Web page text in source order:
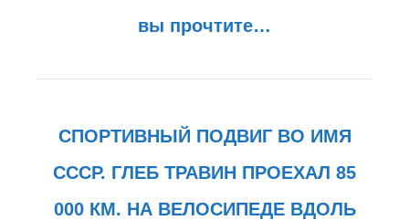
вы прочтите…
СПОРТИВНЫЙ ПОДВИГ ВО ИМЯ
СССР. ГЛЕБ ТРАВИН ПРОЕХАЛ 85
000 КМ. НА ВЕЛОСИПЕДЕ ВДОЛЬ